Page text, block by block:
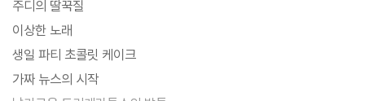
주디의 딸꾹질
이상한 노래
생일 파티 초콜릿 케이크
가짜 뉴스의 시작